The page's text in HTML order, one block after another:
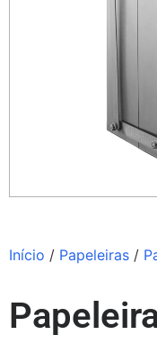
Início / Papeleiras /